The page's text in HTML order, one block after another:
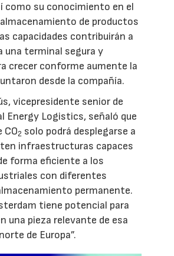
como su conocimiento en el
de productos
capacidades contribuirán a
una terminal segura y
crecer conforme aumente la
desde la compañía.
vicepresidente senior de
Energy Logistics, señaló que
CO2 solo podrá desplegarse a
infraestructuras capaces
forma eficiente a los
con diferentes
permanente.
tiene potencial para
una pieza relevante de esa
de Europa”.